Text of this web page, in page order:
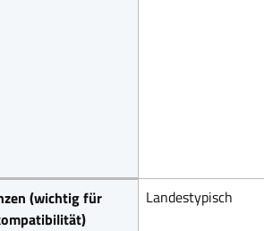
(wichtig für
Landestypisch